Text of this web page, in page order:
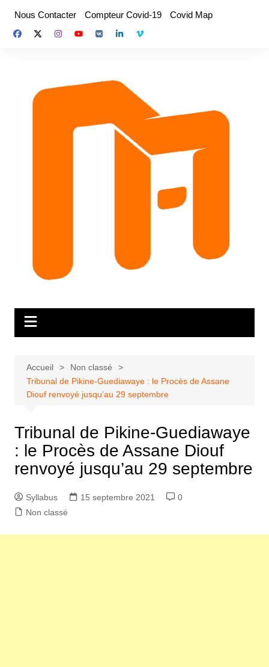
contenu
Nous Contacter Compteur Covid-19 Covid Map
Accueil
Non classé
Tribunal de Pikine-Guediawaye : le Procès de Assane
Diouf renvoyé jusqu’au 29 septembre
Tribunal de Pikine-Guediawaye
: le Procès de Assane Diouf
renvoyé jusqu’au 29 septembre
Syllabus 15 septembre 2021
0
Non classé